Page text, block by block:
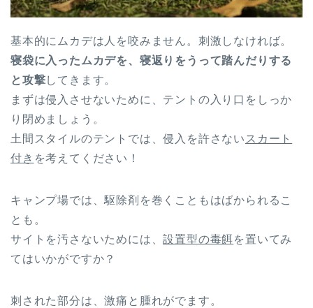
基本的にムカデは人を咬みません。刺激しなければ。
寝袋に入ったムカデを、寝返りをうって踏んだりする
と攻撃してきます。
まずは侵入させないために、テントの入り口をしっか
り閉めましょう。
土間スタイルのテントでは、侵入を許さない スカート
付き を考えてください！
キャンプ場では、駆除剤を巻くこともはばかられるこ
とも。
サイトを汚さないためには、設置型の毒餌を置いてみ
てはいかがですか？
刺された部分は、激痛と腫れがでます。